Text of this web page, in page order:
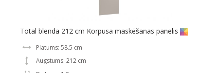
Total blenda 212 cm Korpusa maskēšanas panelis
Platums: 58.5 cm
Augstums: 212 cm